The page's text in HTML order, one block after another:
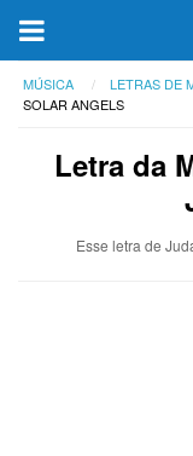
MÚSICA LETRAS DE
SOLAR ANGELS
Letra da
Esse letra de